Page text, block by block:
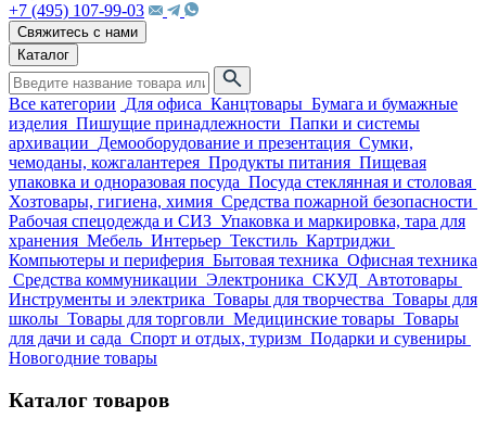
+7 (495) 107-99-03
Свяжитесь с нами
Каталог
Все категории Для офиса Канцтовары Бумага и бумажные
изделия Пишущие принадлежности Папки и системы
архивации Демооборудование и презентация Сумки,
чемоданы, кожгалантерея Продукты питания Пищевая
упаковка и одноразовая посуда Посуда стеклянная и столовая
Хозтовары, гигиена, химия Средства пожарной безопасности
Рабочая спецодежда и СИЗ Упаковка и маркировка, тара для
хранения Мебель Интерьер Текстиль Картриджи
Компьютеры и периферия Бытовая техника Офисная техника
Средства коммуникации Электроника СКУД Автотовары
Инструменты и электрика Товары для творчества Товары для
школы Товары для торговли Медицинские товары Товары
для дачи и сада Спорт и отдых, туризм Подарки и сувениры
Новогодние товары
Каталог товаров